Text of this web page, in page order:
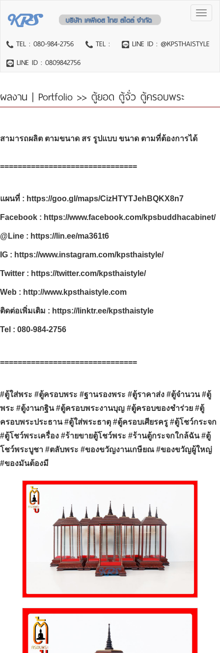
Toggle
TEL : 080-984-2756
TEL :
LINE ID : @KPSTHAISTYLE
LINE ID : 0809842756
ผลงาน | Portfolio >> ตู้ยอด ตู้จั่ว ตู้ครอบพระ
สามารถผลิต ตามขนาด สร รูปแบบ ขนาด ตามที่ต้องการได้
===============================
แผนที่ : https://goo.gl/maps/CizHTYTJehBQKX8n7
Facebook : https://www.facebook.com/kpsbuddhacabinet/
@Line : https://lin.ee/ma361t6
IG : https://www.instagram.com/kpsthaistyle/
Twitter : https://twitter.com/kpsthaistyle/
Web : http://www.kpsthaistyle.com
ติดต่อเพิ่มเติม : https://linktr.ee/kpsthaistyle
Tel : 080-984-2756
===============================
#ตู้ใส่พระ #ตู้ครอบพระ #ฐานรองพระ #ตู้ราคาส่ง #ตู้จำนวน #ตู้
พระ #ตู้งานกฐิน #ตู้ครอบพระงานบุญ #ตู้ครอบของชำร่วย #ตู้
ครอบพระประธาน #ตู้ใส่พระธาตุ #ตู้ครอบเศียรครู #ตู้โชว์กระจก
#ตู้โชว์พระเครื่อง #ร้ายขายตู้โชว์พระ #ร้านตู้กระจกใกล้ฉัน #ตู้
โชว์พระบูชา #ตลับพระ #ของขวัญงานเกษียณ #ของขวัญผู้ใหญ่
#ของมันต้องมี